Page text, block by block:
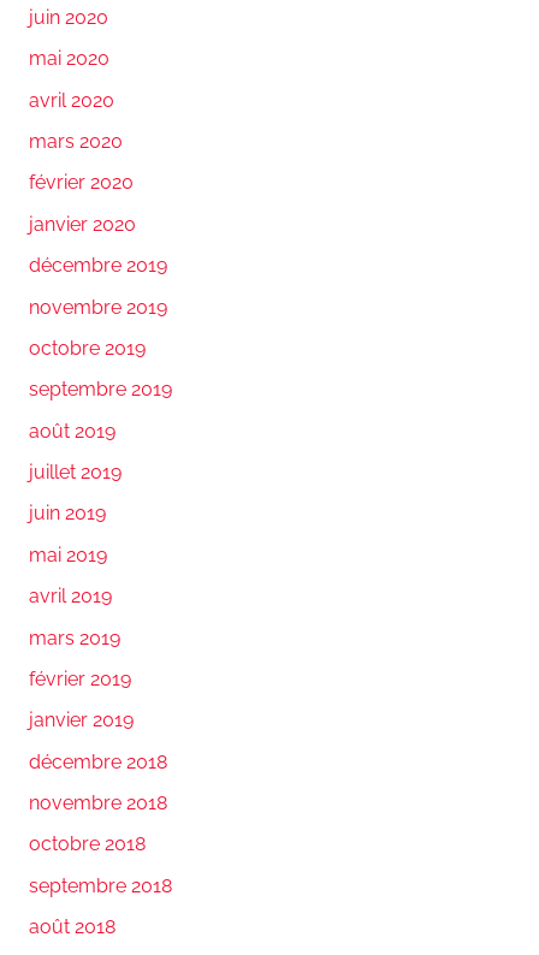
juin 2020
mai 2020
avril 2020
mars 2020
février 2020
janvier 2020
décembre 2019
novembre 2019
octobre 2019
septembre 2019
août 2019
juillet 2019
juin 2019
mai 2019
avril 2019
mars 2019
février 2019
janvier 2019
décembre 2018
novembre 2018
octobre 2018
septembre 2018
août 2018